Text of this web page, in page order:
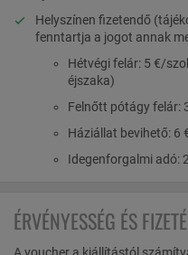
Helyszínen fizetendő
fenntartja a jogot annak
Hétvégi felár: 5 €/
éjszaka)
Felnőtt pótágy felár:
Háziállat bevihető: 6
Idegenforgalmi adó:
ÉRVÉNYESSÉG ÉS